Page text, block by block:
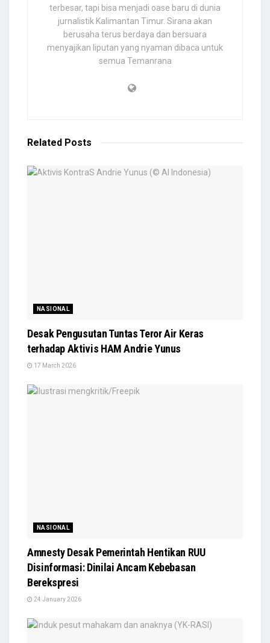
terbesar, tapi bisa menjadi oase baru di dunia
jurnalistik Kalimantan Timur. Sirana akan
berusaha terus berdaya dan bersuara
menyajikan liputan yang nyaman dibaca untuk
semua Temanrana
Related Posts
NASIONAL
Desak Pengusutan Tuntas Teror Air Keras
terhadap Aktivis HAM Andrie Yunus
17 March 2026
NASIONAL
Amnesty Desak Pemerintah Hentikan RUU
Disinformasi: Dinilai Ancam Kebebasan
Berekspresi
24 January 2026